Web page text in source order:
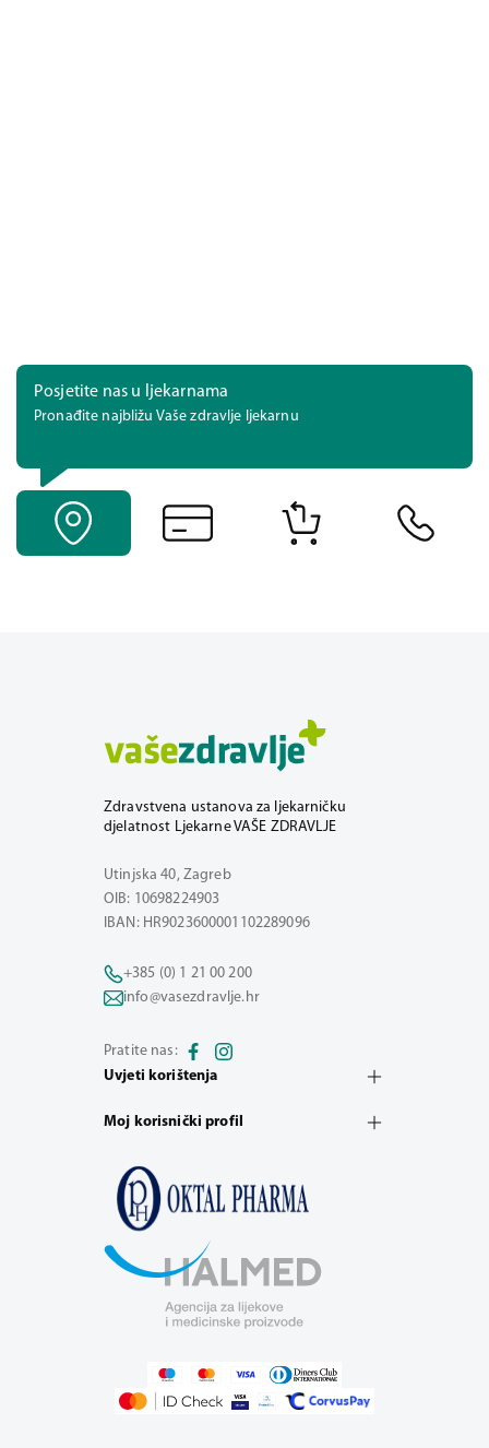
Posjetite nas u ljekarnama
Pronađite najbližu Vaše zdravlje ljekarnu
Zdravstvena ustanova za ljekarničku
djelatnost Ljekarne VAŠE ZDRAVLJE
Utinjska 40, Zagreb
OIB: 10698224903
IBAN: HR9023600001102289096
+385 (0) 1 21 00 200
info@vasezdravlje.hr
Pratite nas:
Uvjeti korištenja
Moj korisnički profil